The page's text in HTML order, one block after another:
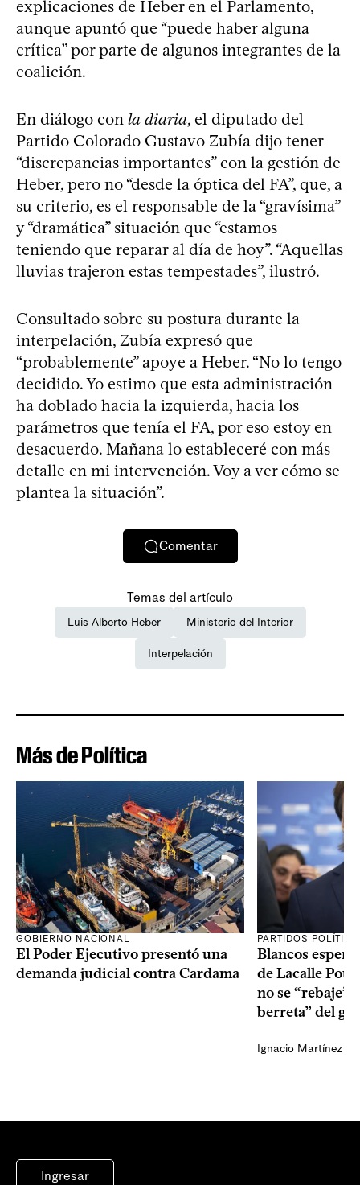
explicaciones de Heber en el Parlamento,
aunque apuntó que “puede haber alguna
crítica” por parte de algunos integrantes de la
coalición.
En diálogo con la diaria, el diputado del
Partido Colorado Gustavo Zubía dijo tener
“discrepancias importantes” con la gestión de
Heber, pero no “desde la óptica del FA”, que, a
su criterio, es el responsable de la “gravísima”
y “dramática” situación que “estamos
teniendo que reparar al día de hoy”. “Aquellas
lluvias trajeron estas tempestades”, ilustró.
Consultado sobre su postura durante la
interpelación, Zubía expresó que
“probablemente” apoye a Heber. “No lo tengo
decidido. Yo estimo que esta administración
ha doblado hacia la izquierda, hacia los
parámetros que tenía el FA, por eso estoy en
desacuerdo. Mañana lo estableceré con más
detalle en mi intervención. Voy a ver cómo se
plantea la situación”.
Comentar
Temas del artículo
Luis Alberto Heber Ministerio del Interior
Interpelación
Más de Política
GOBIERNO NACIONAL
El Poder Ejecutivo presentó una
demanda judicial contra Cardama
PARTIDOS
Blancos
de Lacalle Pou
no se “rebaje”
berreta” del
Ignacio Martínez
Ingresar